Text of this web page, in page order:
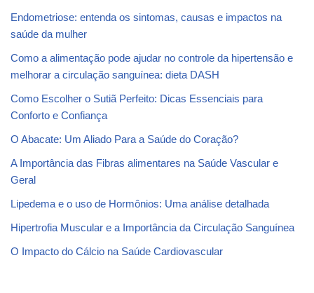
Endometriose: entenda os sintomas, causas e impactos na
saúde da mulher
Como a alimentação pode ajudar no controle da hipertensão e
melhorar a circulação sanguínea: dieta DASH
Como Escolher o Sutiã Perfeito: Dicas Essenciais para
Conforto e Confiança
O Abacate: Um Aliado Para a Saúde do Coração?
A Importância das Fibras alimentares na Saúde Vascular e
Geral
Lipedema e o uso de Hormônios: Uma análise detalhada
Hipertrofia Muscular e a Importância da Circulação Sanguínea
O Impacto do Cálcio na Saúde Cardiovascular